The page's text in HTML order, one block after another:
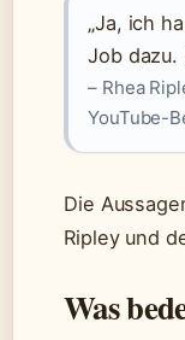
„Ja, ich
Job dazu.
– Rhea
YouTube-
Die
Ripley und
Was